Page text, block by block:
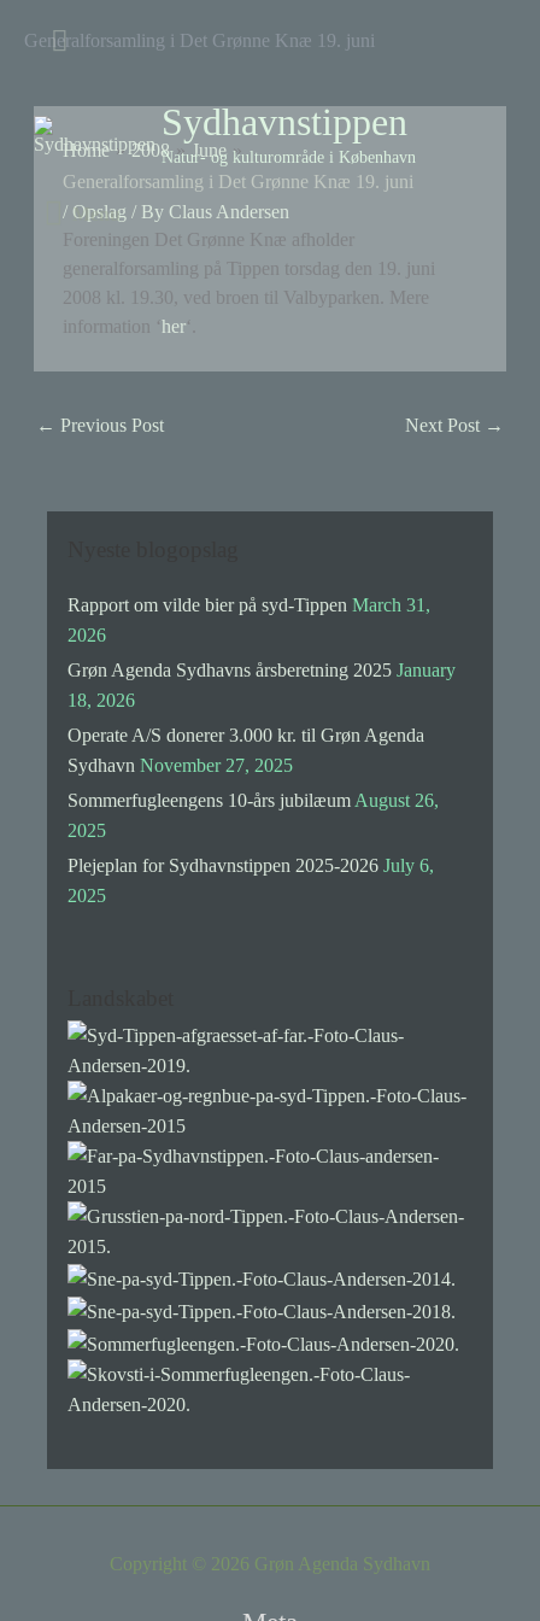
Above
Sydhavnstippen
Natur- og kulturområde i København
Menu
Menu
Generalforsamling i Det Grønne Knæ 19. juni
Home 2008
June
Generalforsamling i Det Grønne Knæ 19. juni
/Opslag / ByClaus Andersen
Foreningen Det Grønne Knæ afholder
generalforsamling på Tippen torsdag den 19. juni
2008 kl. 19.30, ved broen til Valbyparken. Mere
information ‘her‘.
← Previous Post Next Post →
Rapport om vilde bier på syd-Tippen March 31,
2026
Grøn Agenda Sydhavns årsberetning 2025 January
18, 2026
Operate A/S donerer 3.000 kr. til Grøn Agenda
Sydhavn November 27, 2025
Sommerfugleengens 10-års jubilæum August 26,
2025
Plejeplan for Sydhavnstippen 2025-2026 July 6,
2025
Copyright © 2026 Grøn Agenda Sydhavn